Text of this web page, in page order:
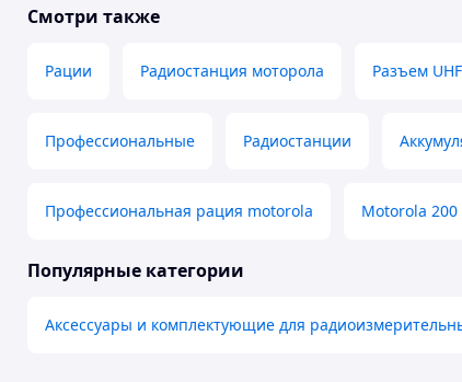
Смотри также
Рации Радиостанция моторола Разъем UHF
Профессиональные Радиостанции
Профессиональная рация motorola Motorola 200
Популярные категории
Аксессуары и комплектующие для